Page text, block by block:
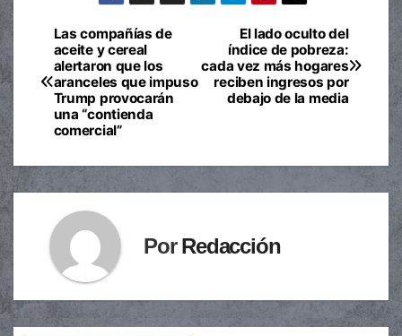
Navegación
de
entradas
El lado oculto del
índice de pobreza:
cada vez más hogares
reciben ingresos por
debajo de la media
Las compañías de
aceite y cereal
alertaron que los
aranceles que impuso
Trump provocarán
una “contienda
comercial”
PorRedacción